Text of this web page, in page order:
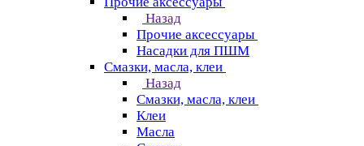
Назад
Прочие аксессуары
Насадки для ПШМ
Смазки, масла, клеи
Назад
Смазки, масла, клеи
Клеи
Масла